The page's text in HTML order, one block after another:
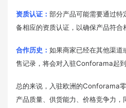
资质认证： 部分产品可能需要通过特
备相应的资质认证，以确保产品符合
合作历史： 如果商家已经在其他渠道
售记录，将会对入驻Conforama起到
总的来说，入驻欧洲的Conforama
产品质量、供货能力、价格竞争力